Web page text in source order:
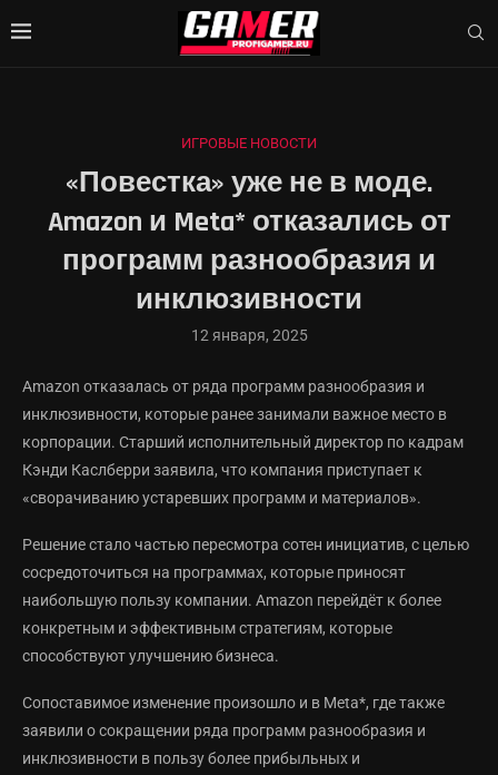
ИГРОВЫЕ НОВОСТИ
«Повестка» уже не в моде.
Amazon и Meta* отказались от
программ разнообразия и
инклюзивности
12 января, 2025
Amazon отказалась от ряда программ разнообразия и
инклюзивности, которые ранее занимали важное место в
корпорации. Старший исполнительный директор по кадрам
Кэнди Каслберри заявила, что компания приступает к
«сворачиванию устаревших программ и материалов».
Решение стало частью пересмотра сотен инициатив, с целью
сосредоточиться на программах, которые приносят
наибольшую пользу компании. Amazon перейдёт к более
конкретным и эффективным стратегиям, которые
способствуют улучшению бизнеса.
Сопоставимое изменение произошло и в Meta*, где также
заявили о сокращении ряда программ разнообразия и
инклюзивности в пользу более прибыльных и